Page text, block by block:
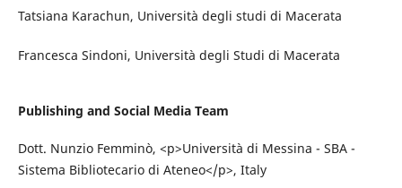
Tatsiana Karachun, Università degli studi di Macerata
Francesca Sindoni, Università degli Studi di Macerata
Publishing and Social Media Team
Dott. Nunzio Femminò, <p>Università di Messina - SBA -
Sistema Bibliotecario di Ateneo</p>, Italy